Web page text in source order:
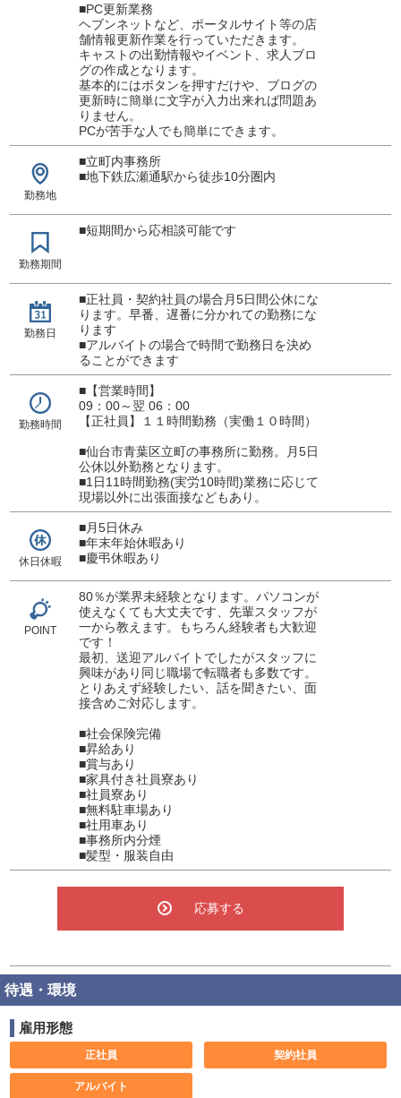
■PC更新業務
ヘブンネットなど、ポータルサイト等の店
舗情報更新作業を行っていただきます。
キャストの出勤情報やイベント、求人ブロ
グの作成となります。
基本的にはボタンを押すだけや、ブログの
更新時に簡単に文字が入力出来れば問題あ
りません。
PCが苦手な人でも簡単にできます。
勤務地
■立町内事務所
■地下鉄広瀬通駅から徒歩10分圏内
勤務期間
■短期間から応相談可能です
勤務日
■正社員・契約社員の場合月5日間公休にな
ります。早番、遅番に分かれての勤務にな
ります
■アルバイトの場合で時間で勤務日を決め
ることができます
勤務時間
■【営業時間】
09：00～翌 06：00
【正社員】１１時間勤務（実働１０時間）
■仙台市青葉区立町の事務所に勤務。月5日
公休以外勤務となります。
■1日11時間勤務(実労10時間)業務に応じて
現場以外に出張面接などもあり。
休日休暇
■月5日休み
■年末年始休暇あり
■慶弔休暇あり
POINT
80％が業界未経験となります。パソコンが
使えなくても大丈夫です、先輩スタッフが
一から教えます。もちろん経験者も大歓迎
です！
最初、送迎アルバイトでしたがスタッフに
興味があり同じ職場で転職者も多数です。
とりあえず経験したい、話を聞きたい、面
接含めご対応します。
■社会保険完備
■昇給あり
■賞与あり
■家具付き社員寮あり
■社員寮あり
■無料駐車場あり
■社用車あり
■事務所内分煙
■髪型・服装自由
応募する
待遇・環境
雇用形態
正社員 契約社員
アルバイト